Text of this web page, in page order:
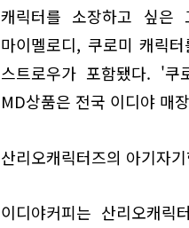
캐릭터를 소장하고 싶
마이멜로디, 쿠로미 캐릭
스트로우가 포함됐다. '
MD상품은 전국 이디야 매
산리오캐릭터즈의 아기자
이디야커피는 산리오캐